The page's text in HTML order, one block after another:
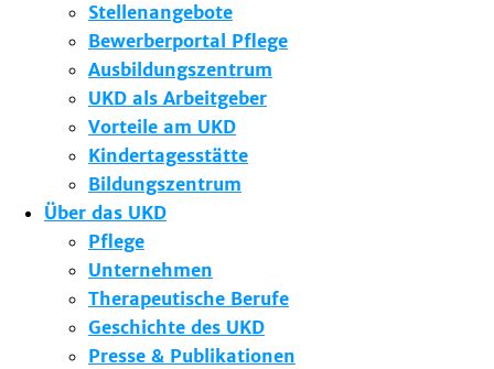
Stellenangebote
Bewerberportal Pflege
Ausbildungszentrum
UKD als Arbeitgeber
Vorteile am UKD
Kindertagesstätte
Bildungszentrum
Über das UKD
Pflege
Unternehmen
Therapeutische Berufe
Geschichte des UKD
Presse & Publikationen